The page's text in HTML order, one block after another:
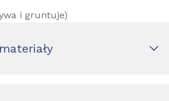
i gruntuje)